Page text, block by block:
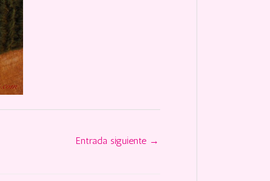
Entrada siguiente →